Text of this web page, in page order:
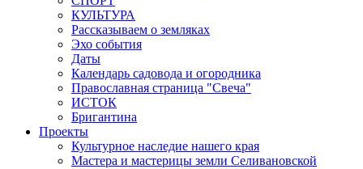
КУЛЬТУРА
Рассказываем о земляках
Эхо события
Даты
Календарь садовода и огородника
Православная страница "Свеча"
ИСТОК
Бригантина
Проекты
Культурное наследие нашего края
Мастера и мастерицы земли Селивановской